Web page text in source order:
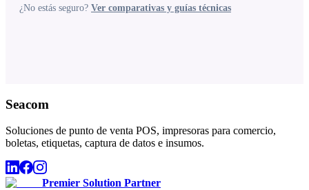
¿No estás seguro? Ver comparativas y guías técnicas
Seacom
Soluciones de punto de venta POS, impresoras para comercio,
boletas, etiquetas, captura de datos e insumos.
Premier Solution Partner